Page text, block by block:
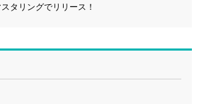
タリングでリリース！